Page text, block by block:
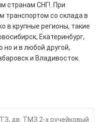
странам СНГ!. При
транспортом со склада в
в крупные регионы, такие
Екатеринбург,
но и в любой другой,
и Владивосток.
дв. ТМЗ 2-х ручейковый